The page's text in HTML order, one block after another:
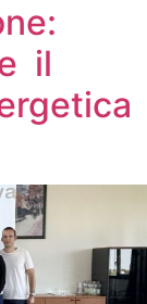
il